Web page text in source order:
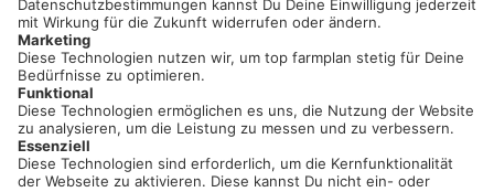
Registriere dich kostenlos!